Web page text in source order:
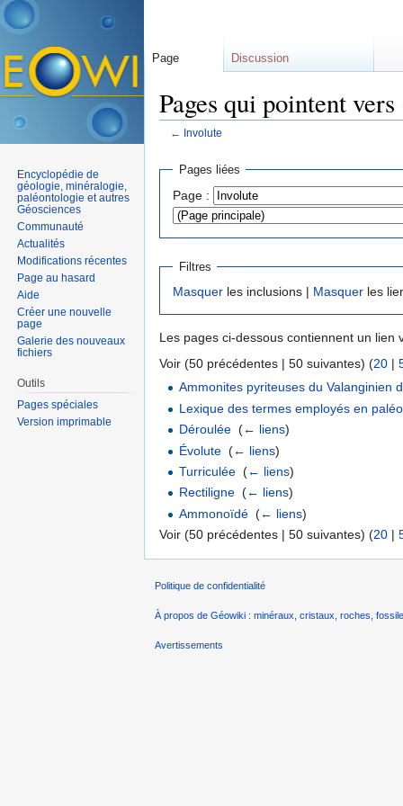
Pages qui pointent
← Involute
Pages liées
Page :
Filtres
Masquer les inclusions | Masquer les
Les pages ci-dessous contiennent un lien
Voir (50 précédentes | 50 suivantes) (20 |
Ammonites pyriteuses du Valanginien
Lexique des termes employés en
Déroulée ‎(← liens)
Évolute ‎(← liens)
Turriculée ‎(← liens)
Rectiligne ‎(← liens)
Ammonoïdé ‎(← liens)
Voir (50 précédentes | 50 suivantes) (20 |
Page Discussion
Encyclopédie de
géologie, minéralogie,
paléontologie et autres
Géosciences
Communauté
Actualités
Modifications récentes
Page au hasard
Aide
Créer une nouvelle
page
Galerie des nouveaux
fichiers
Outils
Pages spéciales
Version imprimable
Politique de confidentialité
À propos de Géowiki : minéraux, cristaux, roches,
Avertissements